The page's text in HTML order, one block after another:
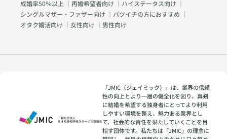
成婚率50％以上 ｜ 再婚希望者向け ｜ ハイステータス向け ｜
シングルマザー・ファザー向け ｜ バツイチの方におすすめ ｜
オタク婚活向け ｜ 女性向け ｜ 男性向け
「JMIC（ジェイミック）」は、業界の信頼
性の向上とより一層の健全化を図り、真剣
に結婚を希望する独身者にとってより利用
しやすい環境を整え、魅力ある業界とし
て、社会的な責任を果たしていくことを目
指す団体です。私たちは「JMIC」の理念に